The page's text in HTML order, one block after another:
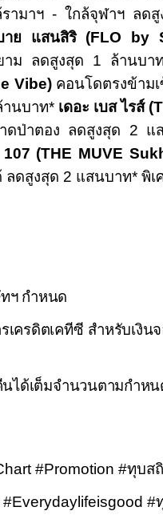
ามาฯ - ใกล้จุฬาฯ ลดสู
าย แสนสิริ (FLO by
ยาม ลดสูงสุด 1 ล้านบ
Vibe​) คอนโดตรงข้าม
านบาท* เดอะ เบส ไรส์ (
าดป่าตอง ลดสูงสุด 2
(THE MUVE
ลดสูงสุด 2 แสนบาท* พิ
ฯ กำหนด
เครดิตเคทีซี สำหรับเงิ
นได้เต็มจำนวนตามก
#Promotion #ทุบส
#